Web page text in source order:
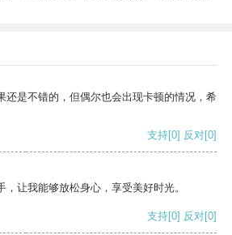
还是不错的，但偶尔也会出现卡顿的情况，希
支持[0] 反对[0]
让我能够放松身心，享受美好时光。
支持[0] 反对[0]